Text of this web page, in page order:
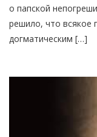
о папской
решило, что всякое
догматическим […]